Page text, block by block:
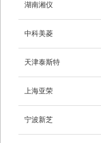
湖南湘仪
中科美菱
天津泰斯特
上海亚荣
宁波新芝